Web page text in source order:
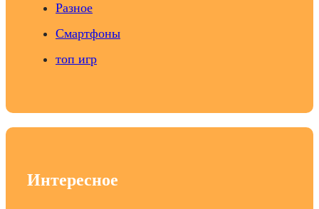
Разное
Смартфоны
топ игр
Интересное